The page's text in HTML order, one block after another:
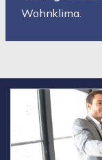
Wohnklima.